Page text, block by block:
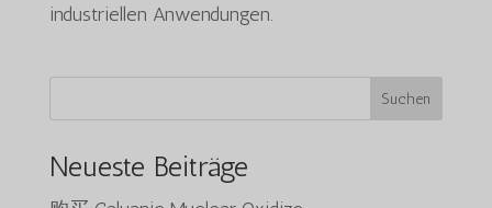
industriellen Anwendungen.
Suchen
Neueste Beiträge